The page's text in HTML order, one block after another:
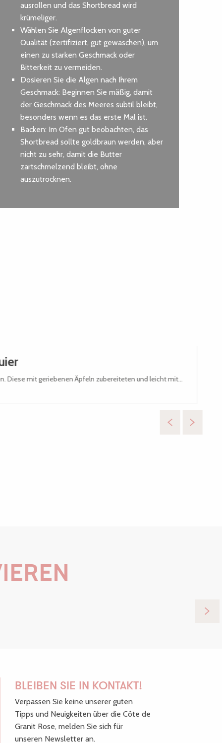
ausrollen und das Shortbread wird
krümeliger.
Wählen Sie Algenflocken von guter
Qualität (zertifiziert, gut gewaschen), um
einen zu starken Geschmack oder
Bitterkeit zu vermeiden.
Dosieren Sie die Algen nach Ihrem
Geschmack: Beginnen Sie mäßig, damit
der Geschmack des Meeres subtil bleibt,
besonders wenn es das erste Mal ist.
Backen: Im Ofen gut beobachten, das
Shortbread sollte goldbraun werden, aber
nicht zu sehr, damit die Butter
zartschmelzend bleibt, ohne
auszutrocknen.
Diese mit geriebenen Äpfeln zubereiteten und leicht mit...
BLEIBEN SIE IN KONTAKT!
Verpassen Sie keine unserer guten
Tipps und Neuigkeiten über die Côte de
Granit Rose, melden Sie sich für
unseren Newsletter an.